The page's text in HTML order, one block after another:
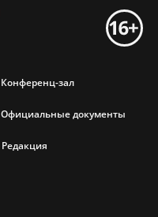
Конференц-зал
Официальные документы
Редакция